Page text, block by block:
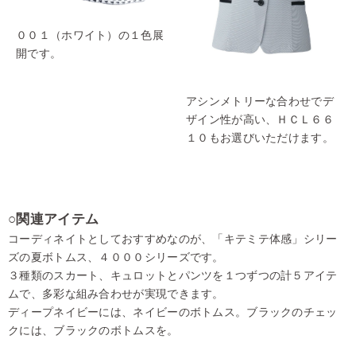
００１（ホワイト）の１色展
開です。
アシンメトリーな合わせでデ
ザイン性が高い、ＨＣＬ６６
１０もお選びいただけます。
○関連アイテム
コーディネイトとしておすすめなのが、「キテミテ体感」シリー
ズの夏ボトムス、４０００シリーズです。
３種類のスカート、キュロットとパンツを１つずつの計５アイテ
ムで、多彩な組み合わせが実現できます。
ディープネイビーには、ネイビーのボトムス。ブラックのチェッ
クには、ブラックのボトムスを。